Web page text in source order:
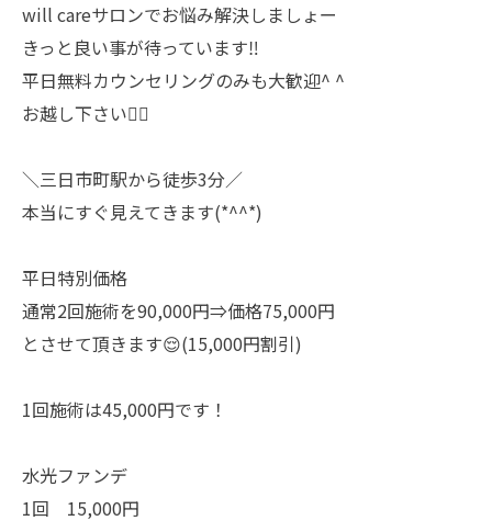
will careサロンでお悩み解決しましょー
きっと良い事が待っています‼️
平日無料カウンセリングのみも大歓迎^ ^
お越し下さい🙇‍♀️
＼三日市町駅から徒歩3分／
本当にすぐ見えてきます(*^^*)
平日特別価格
通常2回施術を90,000円⇒価格75,000円
とさせて頂きます😌(15,000円割引)
1回施術は45,000円です！
水光ファンデ
1回 15,000円